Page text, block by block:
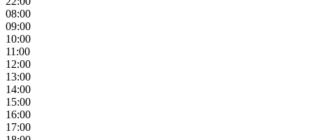
08:00
09:00
10:00
11:00
12:00
13:00
14:00
15:00
16:00
17:00